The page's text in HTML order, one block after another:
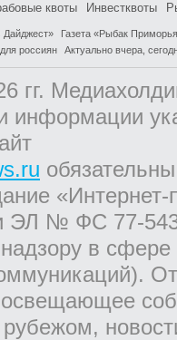
квоты Инвестквоты
Дайджест»
Газета «Рыбак
россиян Актуально вчера,
гг.
информации
ЭЛ № ФС 77-
в
освещающее
рубежом,